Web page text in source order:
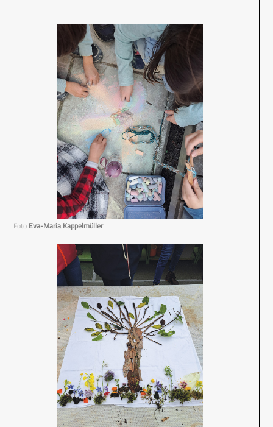
Foto Eva-Maria Kappelmüller